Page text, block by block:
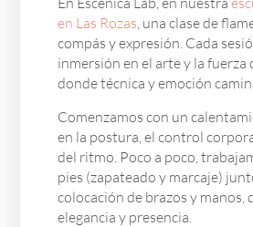
en Las Rozas, una clase de
compás y expresión. Cada
inmersión en el arte y la fuerza
donde técnica y emoción
Comenzamos con un
en la postura, el control
del ritmo. Poco a poco,
pies (zapateado y marcaje)
colocación de brazos y manos,
elegancia y presencia.